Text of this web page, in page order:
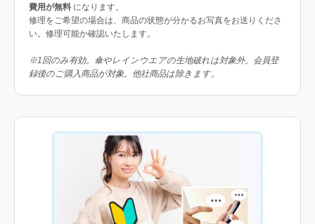
費用が無料 になります。
修理をご希望の場合は、商品の状態が分かるお写真をお送りくださ
い。修理可能か確認いたします。
※1回のみ有効。傘やレインウエアの生地破れは対象外。会員登
録後のご購入商品が対象。他社商品は除きます。